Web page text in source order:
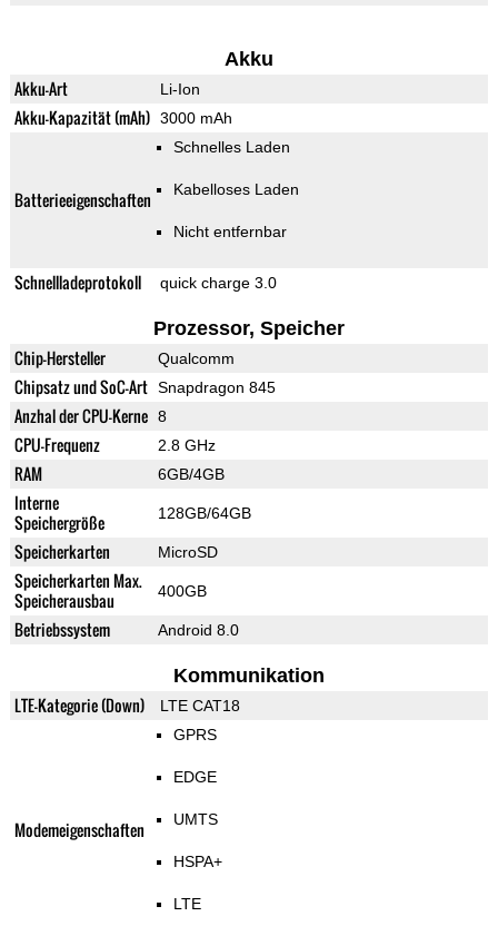
Akku
Akku-Art Li-Ion
Akku-Kapazität (mAh) 3000 mAh
Batterieeigenschaften
Schnelles Laden
Kabelloses Laden
Nicht entfernbar
Schnellladeprotokoll quick charge 3.0
Prozessor, Speicher
Chip-Hersteller Qualcomm
Chipsatz und SoC-Art Snapdragon 845
Anzhal der CPU-Kerne 8
CPU-Frequenz 2.8 GHz
RAM 6GB/4GB
Interne
Speichergröße
128GB/64GB
Speicherkarten MicroSD
Speicherkarten Max.
Speicherausbau
400GB
Betriebssystem Android 8.0
Kommunikation
LTE-Kategorie (Down) LTE CAT18
Modemeigenschaften
GPRS
EDGE
UMTS
HSPA+
LTE